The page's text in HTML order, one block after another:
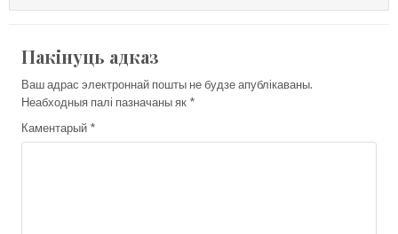
Пакінуць адказ
Ваш адрас электроннай пошты не будзе апублікаваны.
Неабходныя палі пазначаны як *
Каментарый *